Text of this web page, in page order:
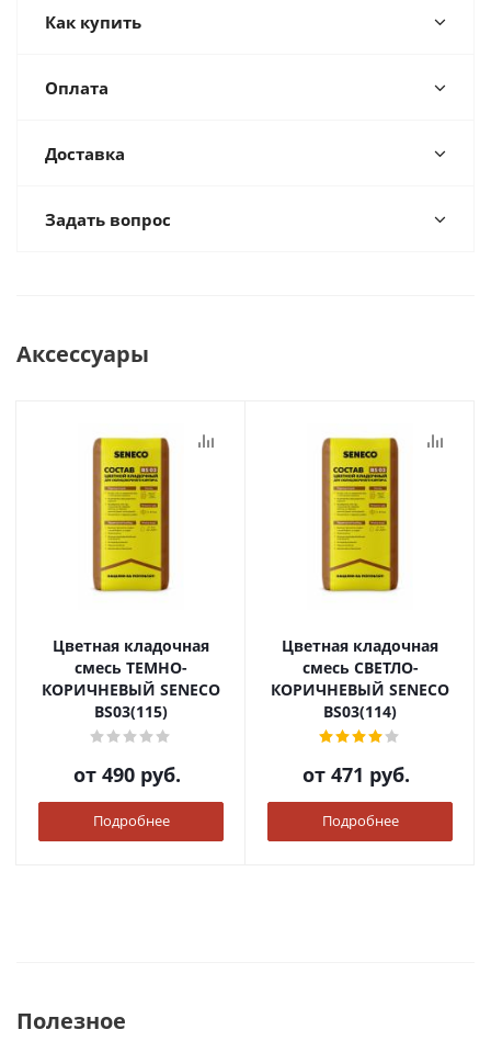
Как купить
Оплата
Доставка
Задать вопрос
Аксессуары
Цветная кладочная
смесь ТЕМНО-
КОРИЧНЕВЫЙ SENECO
BS03(115)
от 490 руб.
Подробнее
Цветная кладочная
смесь СВЕТЛО-
КОРИЧНЕВЫЙ SENECO
BS03(114)
от 471 руб.
Подробнее
Полезное